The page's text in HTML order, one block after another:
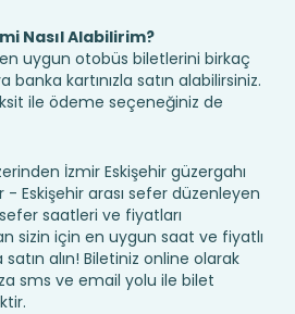
Nasıl Alabilirim?
uygun otobüs biletlerini birkaç
banka kartınızla satın alabilirsiniz.
ile ödeme seçeneğiniz de
İzmir Eskişehir güzergahı
Eskişehir arası sefer düzenleyen
saatleri ve fiyatları
sizin için en uygun saat ve fiyatlı
alın! Biletiniz online olarak
sms ve email yolu ile bilet